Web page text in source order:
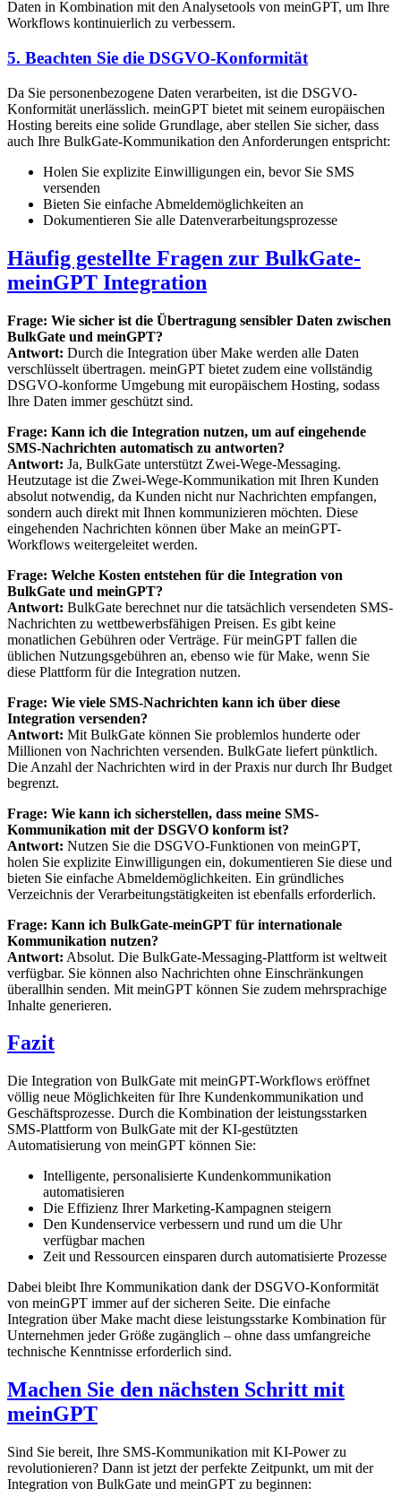
Daten in Kombination mit den Analysetools von meinGPT, um Ihre
Workflows kontinuierlich zu verbessern.
5. Beachten Sie die DSGVO-Konformität
Da Sie personenbezogene Daten verarbeiten, ist die DSGVO-
Konformität unerlässlich. meinGPT bietet mit seinem europäischen
Hosting bereits eine solide Grundlage, aber stellen Sie sicher, dass
auch Ihre BulkGate-Kommunikation den Anforderungen entspricht:
Holen Sie explizite Einwilligungen ein, bevor Sie SMS
versenden
Bieten Sie einfache Abmeldemöglichkeiten an
Dokumentieren Sie alle Datenverarbeitungsprozesse
Häufig gestellte Fragen zur BulkGate-
meinGPT Integration
Frage: Wie sicher ist die Übertragung sensibler Daten zwischen
BulkGate und meinGPT?
Antwort: Durch die Integration über Make werden alle Daten
verschlüsselt übertragen. meinGPT bietet zudem eine vollständig
DSGVO-konforme Umgebung mit europäischem Hosting, sodass
Ihre Daten immer geschützt sind.
Frage: Kann ich die Integration nutzen, um auf eingehende
SMS-Nachrichten automatisch zu antworten?
Antwort: Ja, BulkGate unterstützt Zwei-Wege-Messaging.
Heutzutage ist die Zwei-Wege-Kommunikation mit Ihren Kunden
absolut notwendig, da Kunden nicht nur Nachrichten empfangen,
sondern auch direkt mit Ihnen kommunizieren möchten. Diese
eingehenden Nachrichten können über Make an meinGPT-
Workflows weitergeleitet werden.
Frage: Welche Kosten entstehen für die Integration von
BulkGate und meinGPT?
Antwort: BulkGate berechnet nur die tatsächlich versendeten SMS-
Nachrichten zu wettbewerbsfähigen Preisen. Es gibt keine
monatlichen Gebühren oder Verträge. Für meinGPT fallen die
üblichen Nutzungsgebühren an, ebenso wie für Make, wenn Sie
diese Plattform für die Integration nutzen.
Frage: Wie viele SMS-Nachrichten kann ich über diese
Integration versenden?
Antwort: Mit BulkGate können Sie problemlos hunderte oder
Millionen von Nachrichten versenden. BulkGate liefert pünktlich.
Die Anzahl der Nachrichten wird in der Praxis nur durch Ihr Budget
begrenzt.
Frage: Wie kann ich sicherstellen, dass meine SMS-
Kommunikation mit der DSGVO konform ist?
Antwort: Nutzen Sie die DSGVO-Funktionen von meinGPT,
holen Sie explizite Einwilligungen ein, dokumentieren Sie diese und
bieten Sie einfache Abmeldemöglichkeiten. Ein gründliches
Verzeichnis der Verarbeitungstätigkeiten ist ebenfalls erforderlich.
Frage: Kann ich BulkGate-meinGPT für internationale
Kommunikation nutzen?
Antwort: Absolut. Die BulkGate-Messaging-Plattform ist weltweit
verfügbar. Sie können also Nachrichten ohne Einschränkungen
überallhin senden. Mit meinGPT können Sie zudem mehrsprachige
Inhalte generieren.
Fazit
Die Integration von BulkGate mit meinGPT-Workflows eröffnet
völlig neue Möglichkeiten für Ihre Kundenkommunikation und
Geschäftsprozesse. Durch die Kombination der leistungsstarken
SMS-Plattform von BulkGate mit der KI-gestützten
Automatisierung von meinGPT können Sie:
Intelligente, personalisierte Kundenkommunikation
automatisieren
Die Effizienz Ihrer Marketing-Kampagnen steigern
Den Kundenservice verbessern und rund um die Uhr
verfügbar machen
Zeit und Ressourcen einsparen durch automatisierte Prozesse
Dabei bleibt Ihre Kommunikation dank der DSGVO-Konformität
von meinGPT immer auf der sicheren Seite. Die einfache
Integration über Make macht diese leistungsstarke Kombination für
Unternehmen jeder Größe zugänglich – ohne dass umfangreiche
technische Kenntnisse erforderlich sind.
Machen Sie den nächsten Schritt mit
meinGPT
Sind Sie bereit, Ihre SMS-Kommunikation mit KI-Power zu
revolutionieren? Dann ist jetzt der perfekte Zeitpunkt, um mit der
Integration von BulkGate und meinGPT zu beginnen: